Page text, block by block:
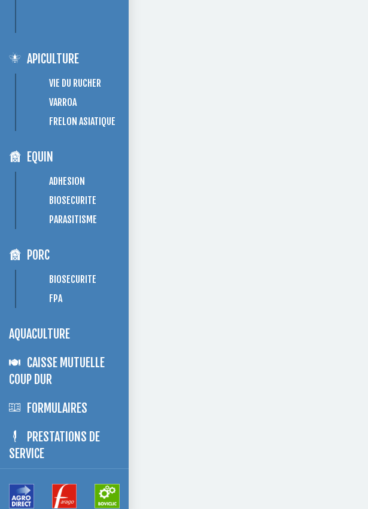
APICULTURE
VIE DU RUCHER
VARROA
FRELON ASIATIQUE
EQUIN
ADHESION
BIOSECURITE
PARASITISME
PORC
BIOSECURITE
FPA
AQUACULTURE
CAISSE MUTUELLE
COUP DUR
FORMULAIRES
PRESTATIONS DE
SERVICE